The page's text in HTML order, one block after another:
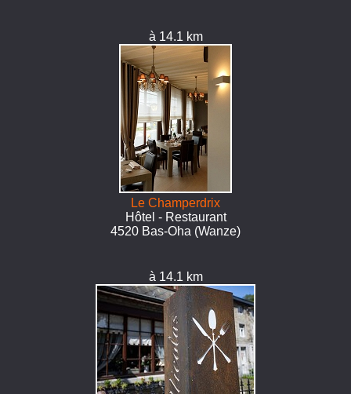
à 14.1 km
Le Champerdrix
Hôtel - Restaurant
4520 Bas-Oha (Wanze)
à 14.1 km